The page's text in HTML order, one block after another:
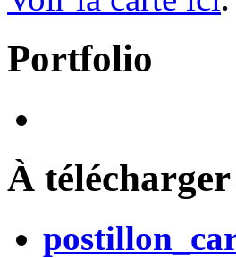
Portfolio
À télécharger